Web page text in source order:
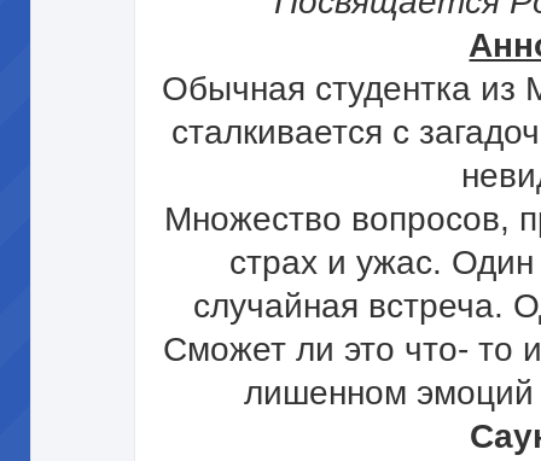
Обычная студентка из
сталкивается с
Множество вопросов,
страх и ужас.
случайная встреча.
Сможет ли это что- то
лишенном эмоций